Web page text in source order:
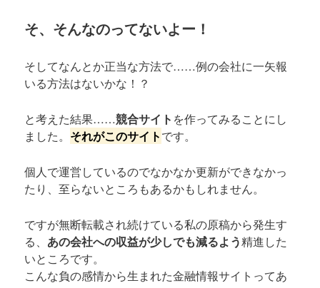
そ、そんなのってないよー！
そしてなんとか正当な方法で……例の会社に一矢報
いる方法はないかな！？
と考えた結果……競合サイト を作ってみることにし
ました。 それがこのサイトです。
個人で運営しているのでなかなか更新ができなかっ
たり、至らないところもあるかもしれません。
ですが無断転載され続けている私の原稿から発生す
る、 あの会社への収益が少しでも減るよう精進した
いところです。
こんな負の感情から生まれた金融情報サイトってあ